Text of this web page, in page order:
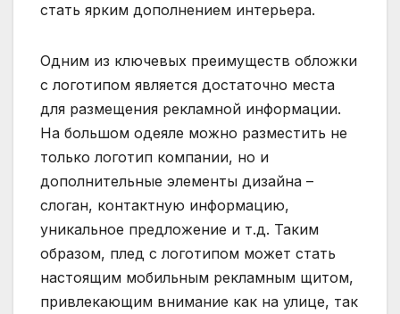
стать ярким дополнением интерьера.
Одним из ключевых преимуществ обложки
с логотипом является достаточно места
для размещения рекламной информации.
На большом одеяле можно разместить не
только логотип компании, но и
дополнительные элементы дизайна –
слоган, контактную информацию,
уникальное предложение и т.д. Таким
образом, плед с логотипом может стать
настоящим мобильным рекламным щитом,
привлекающим внимание как на улице, так